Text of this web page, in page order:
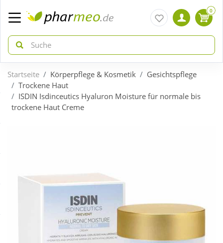
zurück
ÜBERSICHT AKTIONEN
zurück
ÜBERSICHT KATEGORIEN
Körperpflege & Kosmetik
0
Startseite Körperpflege & Kosmetik
Gesichtspflege
Trockene Haut
ISDIN Isdinceutics Hyaluron Moisture für normale bis
trockene Haut Creme